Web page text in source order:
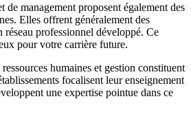
de management proposent également des
Elles offrent généralement des
réseau professionnel développé. Ce
pour votre carrière future.
humaines et gestion constituent
focalisent leur enseignement
une expertise pointue dans ce